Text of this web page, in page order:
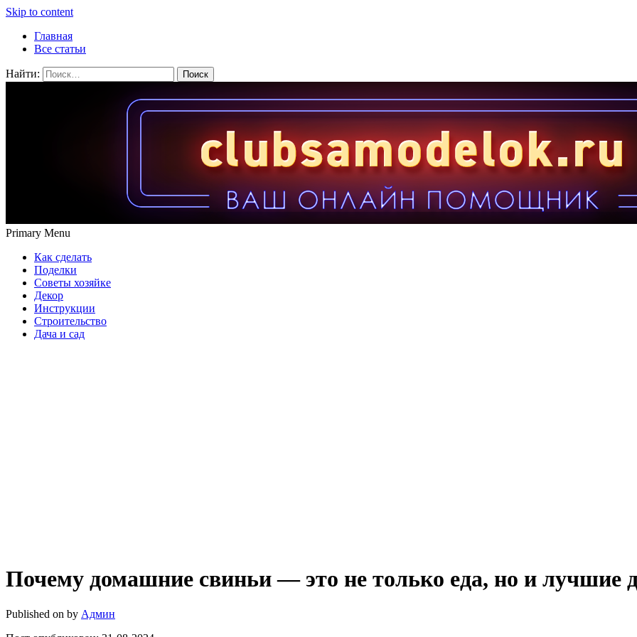
Skip to content
Главная
Все статьи
Найти:
Primary Menu
Как сделать
Поделки
Советы хозяйке
Декор
Инструкции
Строительство
Дача и сад
Почему домашние свиньи — это не только еда, но и лучшие
Published on by Админ